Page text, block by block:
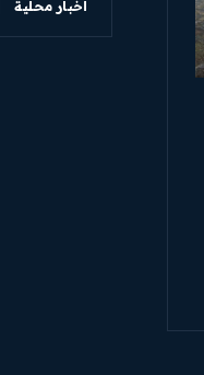
أخبار محلية